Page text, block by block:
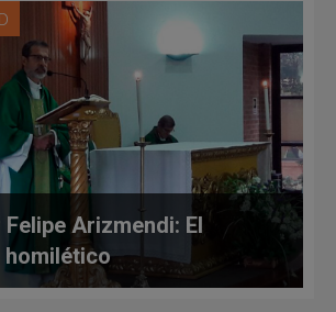
Arizmendi: El